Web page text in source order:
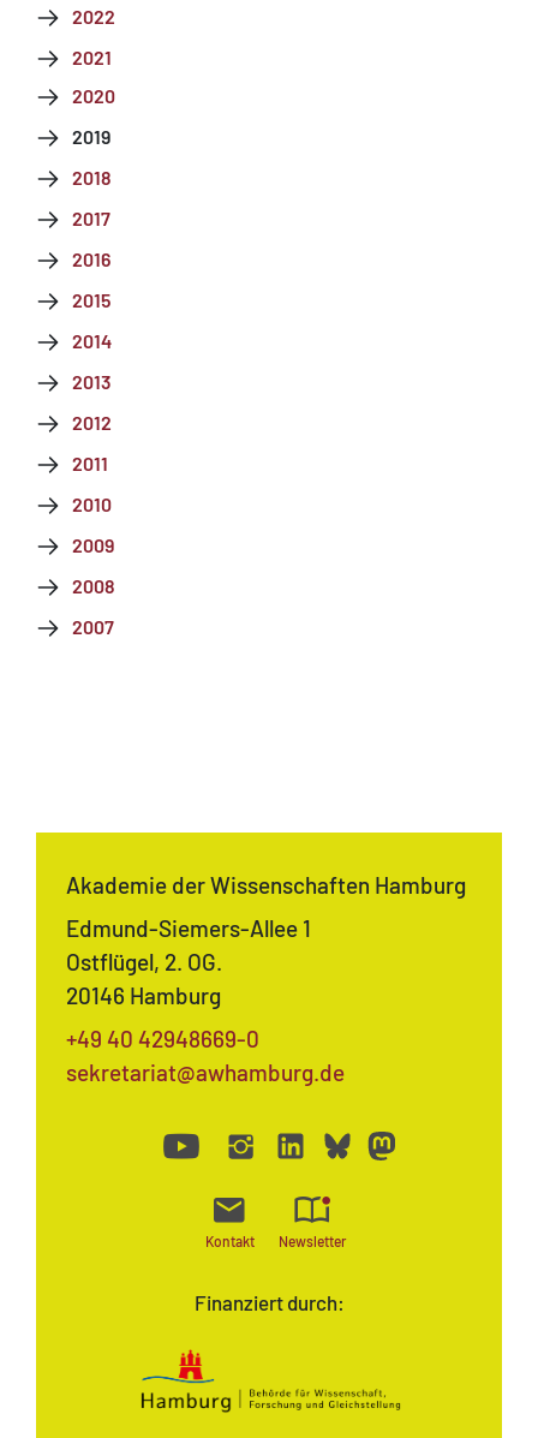
2022
2021
2020
2019
2018
2017
2016
2015
2014
2013
2012
2011
2010
2009
2008
2007
Finanziert durch:
Akademie der Wissenschaften Hamburg
Edmund-Siemers-Allee 1
Ostflügel, 2. OG.
20146 Hamburg
+49 40 42948669-0
sekretariat@awhamburg.de
Kontakt Newsletter